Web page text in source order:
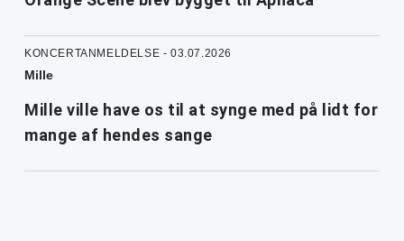
KONCERTANMELDELSE - 03.07.2026
Mille
Mille ville have os til at synge med på lidt for
mange af hendes sange